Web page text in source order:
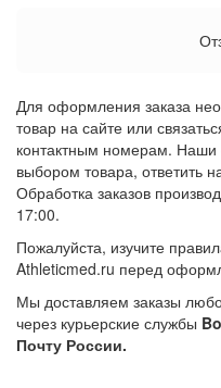
Для оформления заказа
товар на сайте или
контактным номерам. Наши
выбором товара, ответить
Обработка заказов
17:00.
Пожалуйста, изучите
Athleticmed.ru перед
Мы доставляем заказы
через курьерские службы
Почту России.